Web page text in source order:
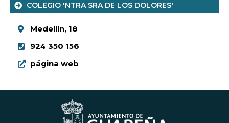
COLEGIO 'NTRA SRA DE LOS DOLORES'
Medellín, 18
924 350 156
página web